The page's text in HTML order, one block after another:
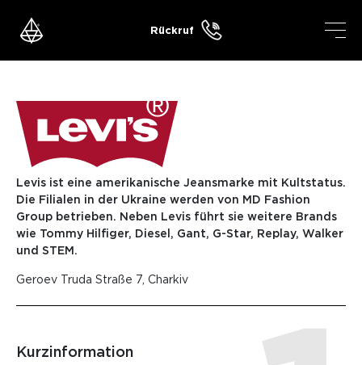
content
Rückruf
Levis ist eine amerikanische Jeansmarke mit Kultstatus.
Die Filialen in der Ukraine werden von MD Fashion
Group betrieben. Neben Levis führt sie weitere Brands
wie Tommy Hilfiger, Diesel, Gant, G-Star, Replay, Walker
und STEM.
Geroev Truda Straße 7, Charkiv
Kurzinformation